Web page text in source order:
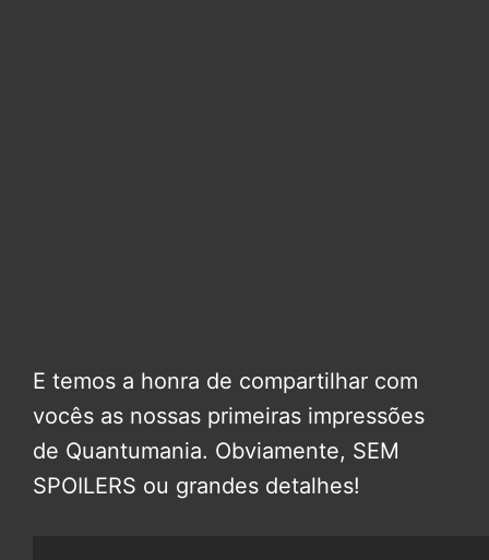
E temos a honra de compartilhar com
vocês as nossas primeiras impressões
de Quantumania. Obviamente, SEM
SPOILERS ou grandes detalhes!